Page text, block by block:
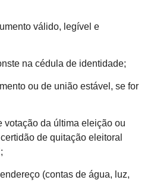
válido, legível e
na cédula de identidade;
ou de união estável, se for
votação da última eleição ou
de quitação eleitoral
(contas de água, luz,